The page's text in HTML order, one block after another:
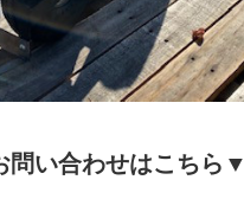
問い合わせはこちら▼